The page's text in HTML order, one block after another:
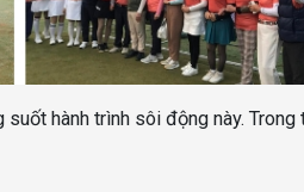
hành trình sôi động này. Trong